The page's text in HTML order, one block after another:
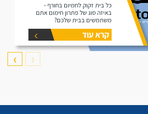
כל בית זקוק לחמיום בחורף -
באיזה סוג של פתרון חימום אתם
משתמשים בבית שלכם?
קרא עוד
❮
❯